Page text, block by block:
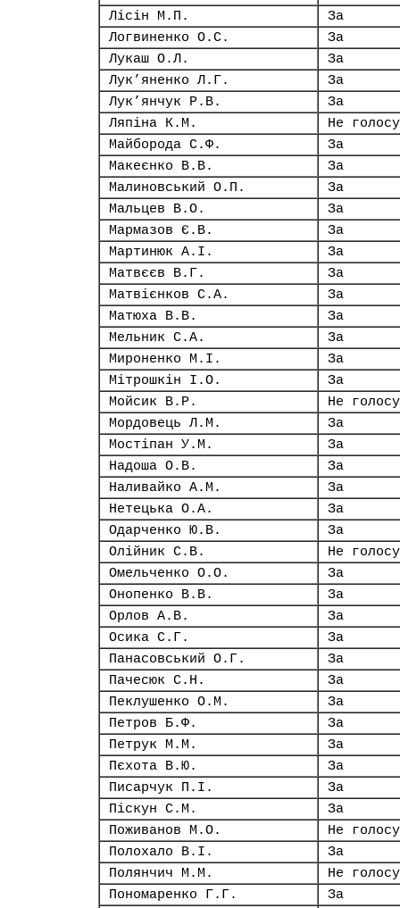
Лісін М.П.
За
Логвиненко О.С.
За
Лукаш О.Л.
За
Лук’яненко Л.Г.
За
Лук’янчук Р.В.
За
Ляпіна К.М.
Не
Майборода С.Ф.
За
Макеєнко В.В.
За
Малиновський О.П.
За
Мальцев В.О.
За
Мармазов Є.В.
За
Мартинюк А.І.
За
Матвєєв В.Г.
За
Матвієнков С.А.
За
Матюха В.В.
За
Мельник С.А.
За
Мироненко М.І.
За
Мітрошкін І.О.
За
Мойсик В.Р.
Не
Мордовець Л.М.
За
Мостіпан У.М.
За
Надоша О.В.
За
Наливайко А.М.
За
Нетецька О.А.
За
Одарченко Ю.В.
За
Олійник С.В.
Не
Омельченко О.О.
За
Онопенко В.В.
За
Орлов А.В.
За
Осика С.Г.
За
Панасовський О.Г.
За
Пачесюк С.Н.
За
Пеклушенко О.М.
За
Петров Б.Ф.
За
Петрук М.М.
За
Пєхота В.Ю.
За
Писарчук П.І.
За
Піскун С.М.
За
Поживанов М.О.
Не
Полохало В.І.
За
Полянчич М.М.
Не
Пономаренко Г.Г.
За